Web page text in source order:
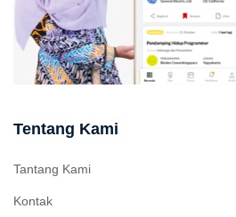
Tentang Kami
Tantang Kami
Kontak